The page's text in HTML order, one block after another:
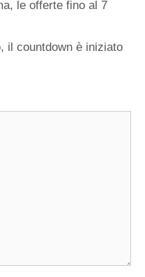
le offerte fino al 7
il countdown è iniziato